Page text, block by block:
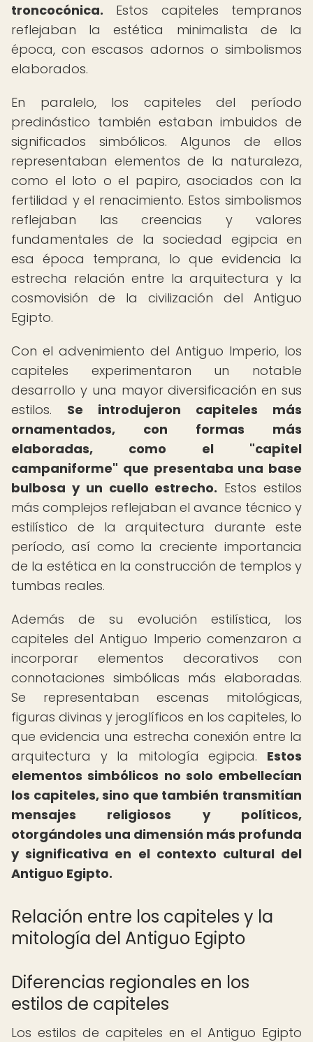
troncocónica. Estos capiteles tempranos
reflejaban la estética minimalista de la
época, con escasos adornos o simbolismos
elaborados.
En paralelo, los capiteles del período
predinástico también estaban imbuidos de
significados simbólicos. Algunos de ellos
representaban elementos de la naturaleza,
como el loto o el papiro, asociados con la
fertilidad y el renacimiento. Estos simbolismos
reflejaban las creencias y valores
fundamentales de la sociedad egipcia en
esa época temprana, lo que evidencia la
estrecha relación entre la arquitectura y la
cosmovisión de la civilización del Antiguo
Egipto.
Con el advenimiento del Antiguo Imperio, los
capiteles experimentaron un notable
desarrollo y una mayor diversificación en sus
estilos. Se introdujeron capiteles más
ornamentados, con formas más
elaboradas, como el "capitel
campaniforme" que presentaba una base
bulbosa y un cuello estrecho. Estos estilos
más complejos reflejaban el avance técnico y
estilístico de la arquitectura durante este
período, así como la creciente importancia
de la estética en la construcción de templos y
tumbas reales.
Además de su evolución estilística, los
capiteles del Antiguo Imperio comenzaron a
incorporar elementos decorativos con
connotaciones simbólicas más elaboradas.
Se representaban escenas mitológicas,
figuras divinas y jeroglíficos en los capiteles, lo
que evidencia una estrecha conexión entre la
arquitectura y la mitología egipcia. Estos
elementos simbólicos no solo embellecían
los capiteles, sino que también transmitían
mensajes religiosos y políticos,
otorgándoles una dimensión más profunda
y significativa en el contexto cultural del
Antiguo Egipto.
Relación entre los capiteles y la
mitología del Antiguo Egipto
Diferencias regionales en los
estilos de capiteles
Los estilos de capiteles en el Antiguo Egipto